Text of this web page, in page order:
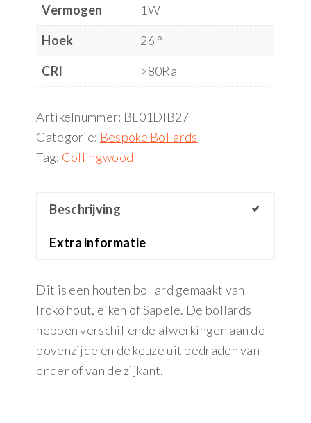
Vermogen
1W
Hoek
26 °
CRI
>80Ra
Artikelnummer: BL01DIB27
Categorie: Bespoke Bollards
Tag: Collingwood
Beschrijving
Extra informatie
Dit is een houten bollard gemaakt van
Iroko hout, eiken of Sapele. De bollards
hebben verschillende afwerkingen aan de
bovenzijde en de keuze uit bedraden van
onder of van de zijkant.